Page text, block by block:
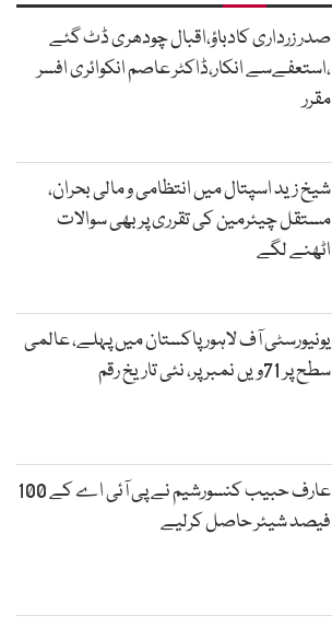
صدر زرداری کادباؤ،اقبال چودھری ڈٹ گئے
،استعفےسے انکار،ڈاکٹر عاصم انکوائری افسر
مقرر
شیخ زید اسپتال میں انتظامی و مالی بحران،
مستقل چیئرمین کی تقرری پر بھی سوالات
اٹھنے لگے
یونیورسٹی آف لاہور پاکستان میں پہلے، عالمی
سطح پر 71ویں نمبر پر، نئی تاریخ رقم
عارف حبیب کنسورشیم نے پی آئی اے کے 100
فیصد شیئر حاصل کرلیے